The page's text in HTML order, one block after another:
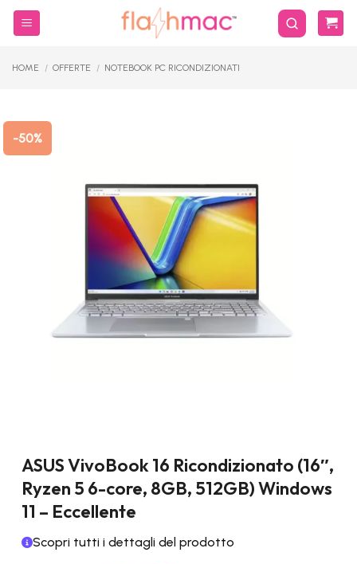
Salta
HOME / OFFERTE / NOTEBOOK PC RICONDIZIONATI
-50%
ASUS VivoBook 16 Ricondizionato (16″,
Ryzen 5 6-core, 8GB, 512GB) Windows
11 – Eccellente
Scopri tutti i dettagli del prodotto